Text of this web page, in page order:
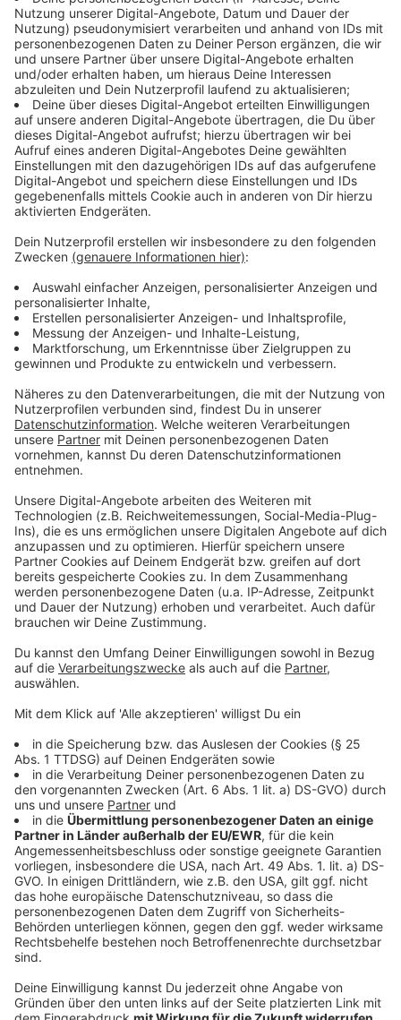
Gebietsübertragungsverfahren zwischen den Städten
Moers und Duisburg. Stimmt der Kreis Wesel dem
Verfahren im Dezember zu und bestätigt die
Bezirksregierung die Übertragung würde die Brücke
und rund 51.000 Quadratmeter in die Zuständigkeit von
Duisburg fallen.
Anzeige
Andere Fahrpläne ab Montag
Anzeige
Ab Montag ändern sich die Fahrpläne die
Nordwestbahn informiert folgendermaßen:
11. bis 15. Oktober
Zwischen Moers und Bottrop Hbf
Vom 11. bis 15. Oktober können die Züge nicht
zwischen Moers und Rheinhausen sowie zwischen
Duisburg Hbf und Bottrop Hbf verkehren. Zwischen
Rheinhausen und Duisburg Hbf verkehren die Züge der
NordWestBahn in beiden Richtungen nach dem
Regelfahrplan. Zwischen Moers und Duisburg Hbf gibt
es in beiden Richtungen einen Schienenersatzverkehr
als Expressbusverbindung. Fahrgäste von und nach
Rheinhausen werden gebeten, den Ersatzverkehr der
Linie RB 31 zu nutzen. Zwischen Duisburg Hbf und
Bottrop Hbf verkehrt ein Schienenersatzverkehr mit
Lokalbussen mit Halt zum Ein- und Ausstieg an allen
Unterwegsbahnhöfen. Fahrgäste, die von Moers nach
Bottrop Hbf beziehungsweise von Bottrop Hbf nach
Moers fahren, müssen in Duisburg Hbf den Ersatzbus
wechseln.
18. bis 29. Oktober (montags bis freitags)
Zwischen Moers und Bottrop Hbf
Analog zum Regelfahrplan wird der Streckenabschnitt
zwischen Moers und Duisburg Hbf montags bis
freitags mit einem Schienenersatzverkehr mit Bussen
bedient. Zwischen Rheinhausen und Bottrop Hbf